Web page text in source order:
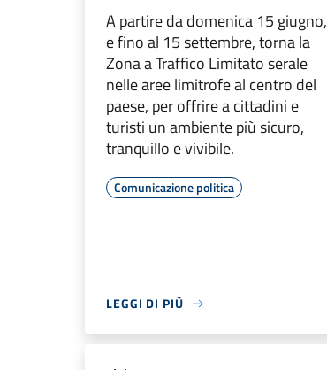
A partire da domenica 15 giugno,
e fino al 15 settembre, torna la
Zona a Traffico Limitato serale
nelle aree limitrofe al centro del
paese, per offrire a cittadini e
turisti un ambiente più sicuro,
tranquillo e vivibile.
Comunicazione politica
LEGGI DI PIÙ